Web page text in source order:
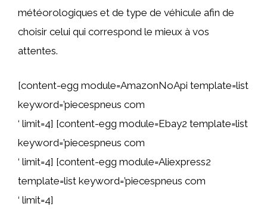
météorologiques et de type de véhicule afin de
choisir celui qui correspond le mieux à vos
attentes.
[content-egg module=AmazonNoApi template=list
keyword=’piecespneus com
‘ limit=4] [content-egg module=Ebay2 template=list
keyword=’piecespneus com
‘ limit=4] [content-egg module=Aliexpress2
template=list keyword=’piecespneus com
‘ limit=4]